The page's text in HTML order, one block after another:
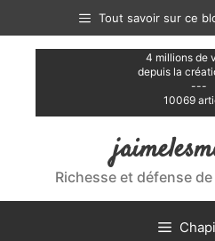
contenu
Tout savoir sur ce
4 millions de
depuis la
---
10069
Richesse et défense